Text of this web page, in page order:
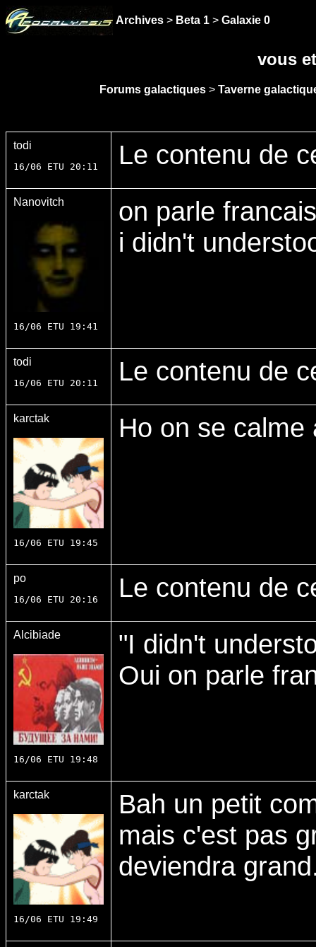
Archives > Beta 1 > Galaxie 0
vous
Forums galactiques > Taverne
todi
16/06 ETU 20:11 Le contenu de
Nanovitch
16/06 ETU 19:41
on parle
i didn't
todi
16/06 ETU 20:11 Le contenu de
karctak
16/06 ETU 19:45
Ho on se
po
16/06 ETU 20:16 Le contenu de
Alcibiade
16/06 ETU 19:48
"I didn't
Oui on parle
karctak
16/06 ETU 19:49
Bah un petit
mais c'est pas
deviendra